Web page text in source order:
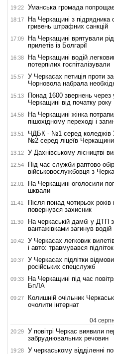
19:22 Уманська громада
18:17
На Черкащині з підрядника
гривень штрафних санкцій
17:09
На Черкащині врятували
прилетів із Болгарії
16:38
На Черкащині водій
потерпілих госпіталізували
15:57
У Черкасах петиція проти
Чорновола набрала
15:13
Понад 1600 звернень через
Черкащині від початку року
14:58
На Черкащині жінка
пішохідному переході і
13:51
ЧДБК - №1 серед коледжів
№2 серед ліцеїв Черкащини
13:12 У Дахнівському лісництві
12:54
Під час служби раптово
військовослужбовця з
12:01
На Черкащині оголосили
шквали
11:41
Після понад чотирьох
повернувся захисник
11:30
На черкаській дамбі у ДТП
вантажівками загинув водій
10:42
У Черкасах легковик
і авто: травмувався підліток
10:37
У Черкасах підлітки
російських спецслужб
09:33
На Черкащині під час
БпЛА
09:27
Колишній очільник
очолити інтернат
04
20:29
У повітрі Черкас виявили
забруднювальних речовин
19:28
У черкаському відділенні